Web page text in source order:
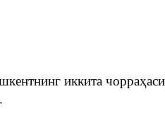
иккита